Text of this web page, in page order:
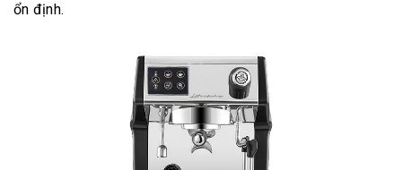
ổn định.